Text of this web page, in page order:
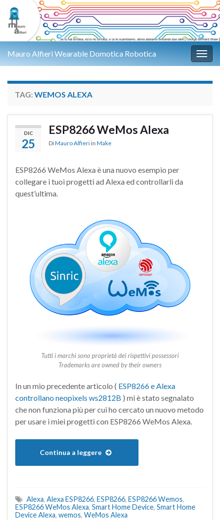
Mauro Alfieri Wearable Domotica Robotica
TAG: WEMOS ALEXA
DIC
25
ESP8266 WeMos Alexa
DiMauro Alfieri in Make
ESP8266 WeMos Alexa è una nuovo esempio per
collegare i tuoi progetti ad Alexa ed controllarli da
quest’ultima.
Tutti i marchi sono proprietà dei rispettivi possessori
Trademarks are owned by their owners
In un mio precedente articolo ( ESP8266 e Alexa
controllano neopixels ws2812B ) mi è stato segnalato
che non funziona più per cui ho cercato un nuovo metodo
per usare i miei progetti con ESP8266 WeMos Alexa.
Continua a leggere
Alexa, Alexa ESP8266, ESP8266, ESP8266 Wemos,
ESP8266 WeMos Alexa, Smart Home Device, Smart Home
Device Alexa, wemos, WeMos Alexa